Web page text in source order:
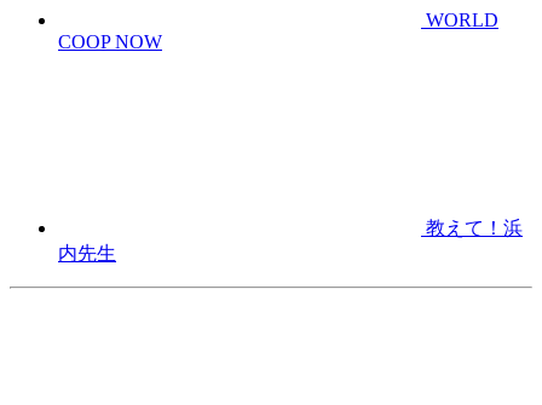
WORLD
COOP NOW
教えて！浜
内先生